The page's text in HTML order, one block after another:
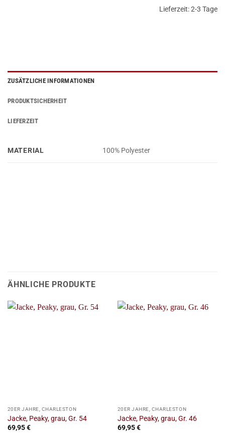
Lieferzeit:2-3 Tage
ZUSÄTZLICHE INFORMATIONEN
PRODUKTSICHERHEIT
LIEFERZEIT
MATERIAL 100% Polyester
ÄHNLICHE PRODUKTE
20ER JAHRE, CHARLESTON
Jacke, Peaky, grau, Gr. 54
69,95€
20ER JAHRE, CHARLESTON
Jacke, Peaky, grau, Gr. 46
69,95€